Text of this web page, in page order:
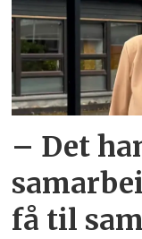
– Det
få til